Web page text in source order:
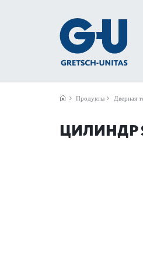
Продукты Дверная
ЦИЛИНДР